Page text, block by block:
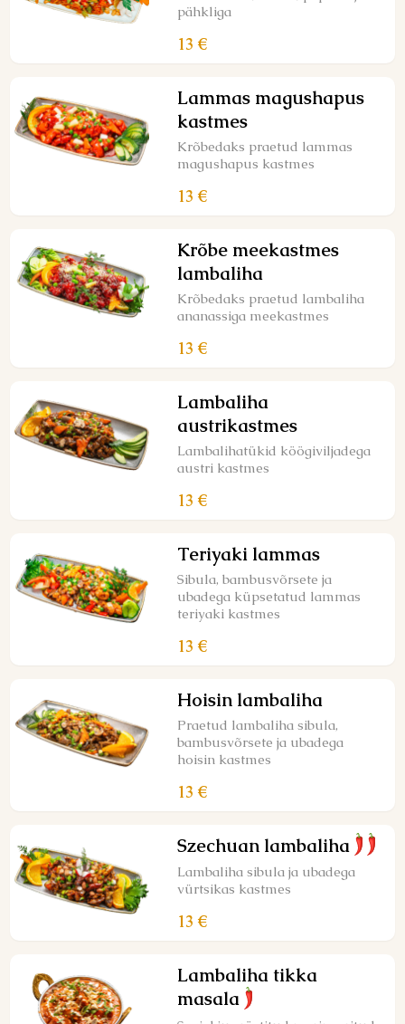
pähkliga
13 €
Lammas magushapus
kastmes
Krõbedaks praetud lammas
magushapus kastmes
13 €
Krõbe meekastmes
lambaliha
Krõbedaks praetud lambaliha
ananassiga meekastmes
13 €
Lambaliha
austrikastmes
Lambalihatükid köögiviljadega
austri kastmes
13 €
Teriyaki lammas
Sibula, bambusvõrsete ja
ubadega küpsetatud lammas
teriyaki kastmes
13 €
Hoisin lambaliha
Praetud lambaliha sibula,
bambusvõrsete ja ubadega
hoisin kastmes
13 €
Szechuan lambaliha
Lambaliha sibula ja ubadega
vürtsikas kastmes
13 €
Lambaliha tikka
masala